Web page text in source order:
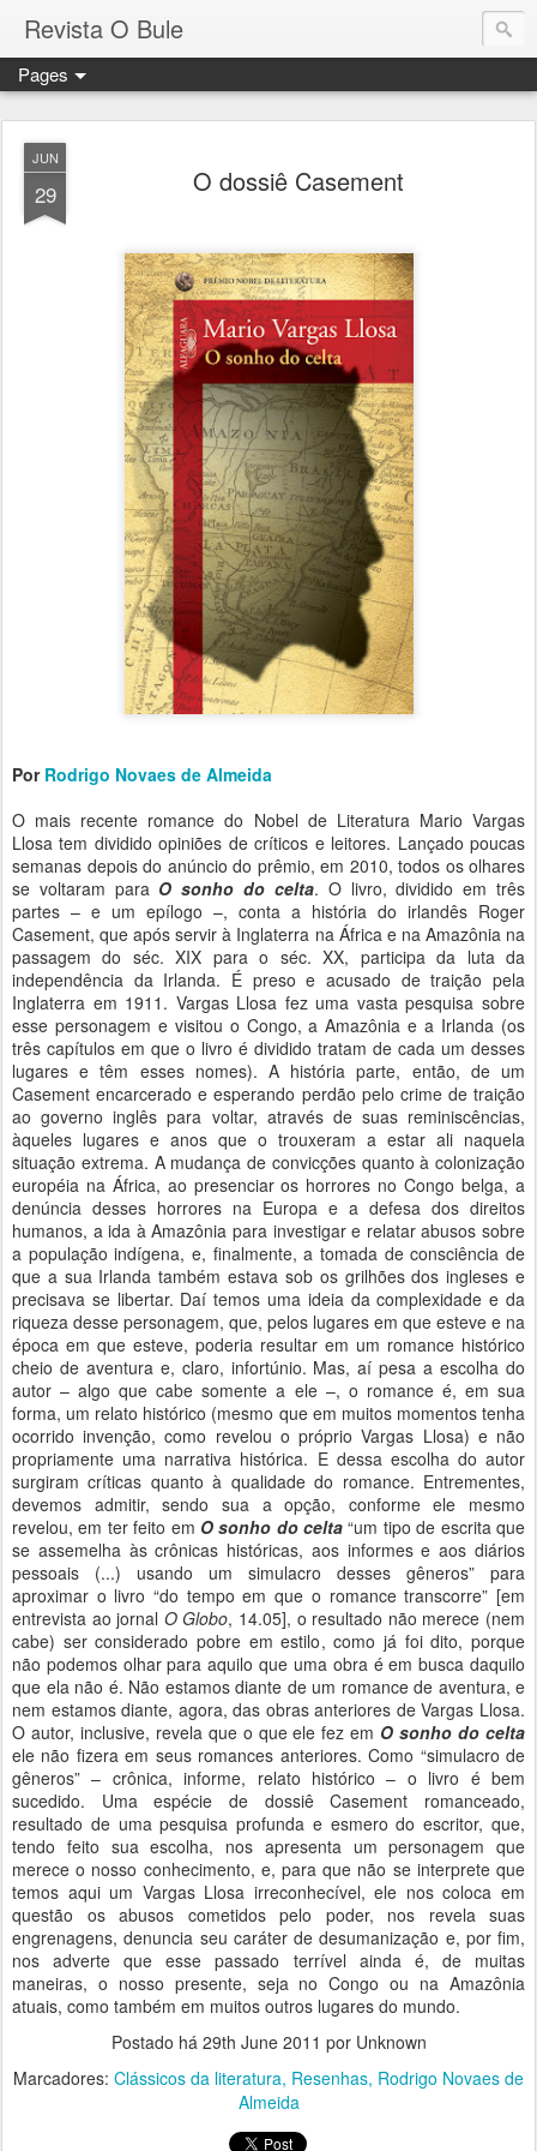
Revista O Bule
Pages
JUN
29 O dossiê Casement
Por Rodrigo Novaes de Almeida
O mais recente romance do Nobel de Literatura Mario Vargas
Llosa tem dividido opiniões de críticos e leitores. Lançado poucas
semanas depois do anúncio do prêmio, em 2010, todos os olhares
se voltaram para O sonho do celta. O livro, dividido em três
partes – e um epílogo –, conta a história do irlandês Roger
Casement, que após servir à Inglaterra na África e na Amazônia na
passagem do séc. XIX para o séc. XX, participa da luta da
independência da Irlanda. É preso e acusado de traição pela
Inglaterra em 1911. Vargas Llosa fez uma vasta pesquisa sobre
esse personagem e visitou o Congo, a Amazônia e a Irlanda (os
três capítulos em que o livro é dividido tratam de cada um desses
lugares e têm esses nomes). A história parte, então, de um
Casement encarcerado e esperando perdão pelo crime de traição
ao governo inglês para voltar, através de suas reminiscências,
àqueles lugares e anos que o trouxeram a estar ali naquela
situação extrema. A mudança de convicções quanto à colonização
européia na África, ao presenciar os horrores no Congo belga, a
denúncia desses horrores na Europa e a defesa dos direitos
humanos, a ida à Amazônia para investigar e relatar abusos sobre
a população indígena, e, finalmente, a tomada de consciência de
que a sua Irlanda também estava sob os grilhões dos ingleses e
precisava se libertar. Daí temos uma ideia da complexidade e da
riqueza desse personagem, que, pelos lugares em que esteve e na
época em que esteve, poderia resultar em um romance histórico
cheio de aventura e, claro, infortúnio. Mas, aí pesa a escolha do
autor – algo que cabe somente a ele –, o romance é, em sua
forma, um relato histórico (mesmo que em muitos momentos tenha
ocorrido invenção, como revelou o próprio Vargas Llosa) e não
propriamente uma narrativa histórica. E dessa escolha do autor
surgiram críticas quanto à qualidade do romance. Entrementes,
devemos admitir, sendo sua a opção, conforme ele mesmo
revelou, em ter feito em O sonho do celta “um tipo de escrita que
se assemelha às crônicas históricas, aos informes e aos diários
pessoais (...) usando um simulacro desses gêneros” para
aproximar o livro “do tempo em que o romance transcorre” [em
entrevista ao jornal O Globo, 14.05], o resultado não merece (nem
cabe) ser considerado pobre em estilo, como já foi dito, porque
não podemos olhar para aquilo que uma obra é em busca daquilo
que ela não é. Não estamos diante de um romance de aventura, e
nem estamos diante, agora, das obras anteriores de Vargas Llosa.
O autor, inclusive, revela que o que ele fez em O sonho do celta
ele não fizera em seus romances anteriores. Como “simulacro de
gêneros” – crônica, informe, relato histórico – o livro é bem
sucedido. Uma espécie de dossiê Casement romanceado,
resultado de uma pesquisa profunda e esmero do escritor, que,
tendo feito sua escolha, nos apresenta um personagem que
merece o nosso conhecimento, e, para que não se interprete que
temos aqui um Vargas Llosa irreconhecível, ele nos coloca em
questão os abusos cometidos pelo poder, nos revela suas
engrenagens, denuncia seu caráter de desumanização e, por fim,
nos adverte que esse passado terrível ainda é, de muitas
maneiras, o nosso presente, seja no Congo ou na Amazônia
atuais, como também em muitos outros lugares do mundo.
Postado há 29th June 2011 por Unknown
Marcadores: Clássicos da literatura Resenhas Rodrigo Novaes de
Almeida